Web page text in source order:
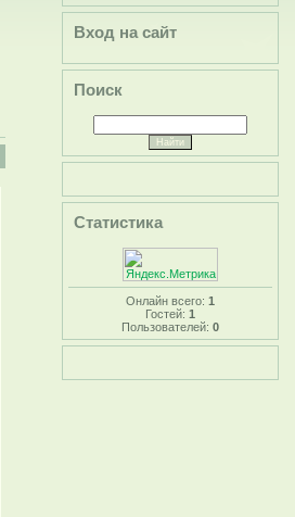
Вход на сайт
Поиск
Статистика
Онлайн всего: 1
Гостей: 1
Пользователей: 0